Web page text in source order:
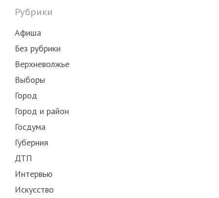
Рубрики
Афиша
Без рубрики
Верхневолжье
Выборы
Город
Город и район
Госдума
Губерния
ДТП
Интервью
Искусство